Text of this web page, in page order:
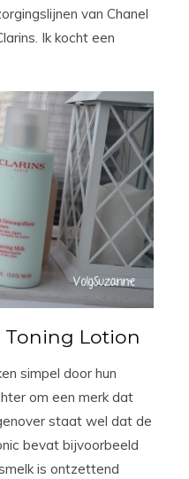
van Chanel
Ik kocht een
Toning Lotion
simpel door hun
om een merk dat
staat wel dat de
bevat bijvoorbeeld
is ontzettend